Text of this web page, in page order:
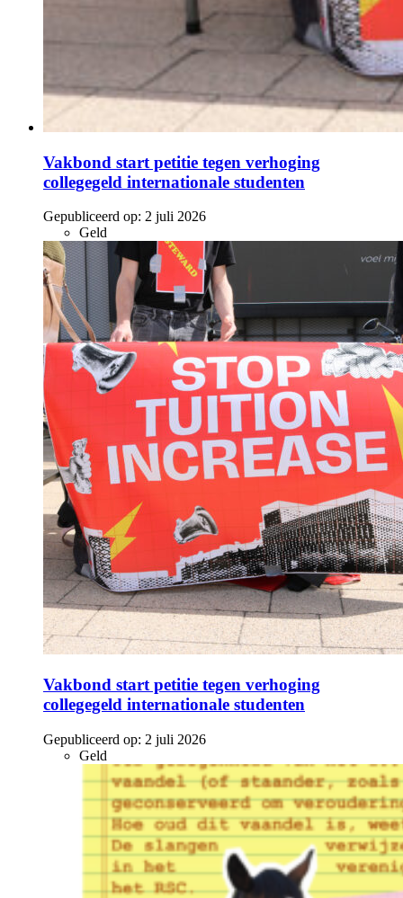
Vakbond start petitie tegen verhoging
collegegeld internationale studenten
Gepubliceerd op: 2 juli 2026
Geld
Vakbond start petitie tegen verhoging
collegegeld internationale studenten
Gepubliceerd op: 2 juli 2026
Geld